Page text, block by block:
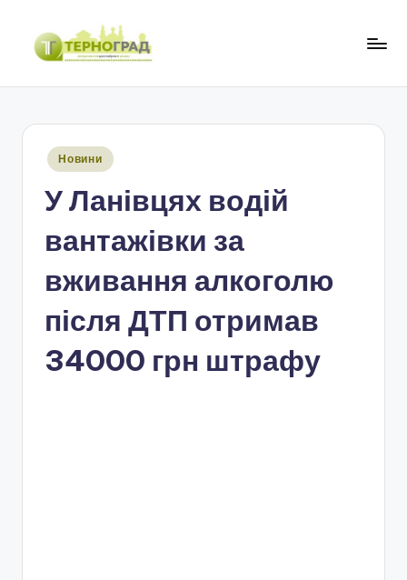
Перейти
Опубліковано
Новини
У Ланівцях водій
вантажівки за
вживання алкоголю
після ДТП отримав
34000 грн штрафу